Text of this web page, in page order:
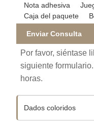
Nota adhesiva
Caja del paquete
Enviar Consulta
Por favor, siéntase
siguiente
horas.